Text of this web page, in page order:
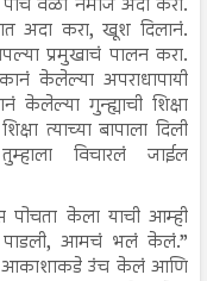
अदा करा, खूश दिलानं.
प्रमुखाचं पालन करा.
केलेल्या अपराधापायी
केलेल्या गुन्ह्याची शिक्षा
त्याच्या बापाला दिली
विचारलं जाईल
पोचता केला याची आम्ही
पाडली, आमचं भलं केलं.”
आकाशाकडे उंच केलं आणि